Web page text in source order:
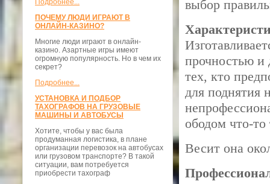
Подробнее...
ПОЧЕМУ ЛЮДИ ИГРАЮТ В
ОНЛАЙН-КАЗИНО?
Многие люди играют в онлайн-
казино. Азартные игры имеют
огромную популярность. Но в чем их
секрет?
Подробнее...
УСТАНОВКА И ПОДБОР
ТАХОГРАФОВ НА ГРУЗОВЫЕ
МАШИНЫ И АВТОБУСЫ
Хотите, чтобы у вас была
продуманная логистика, в плане
организации перевозок на автобусах
или грузовом транспорте? В такой
ситуации, вам потребуется
приобрести тахограф
выбор
прочностью и
тех, кто
для поднятия
ободом что-то
Весит она